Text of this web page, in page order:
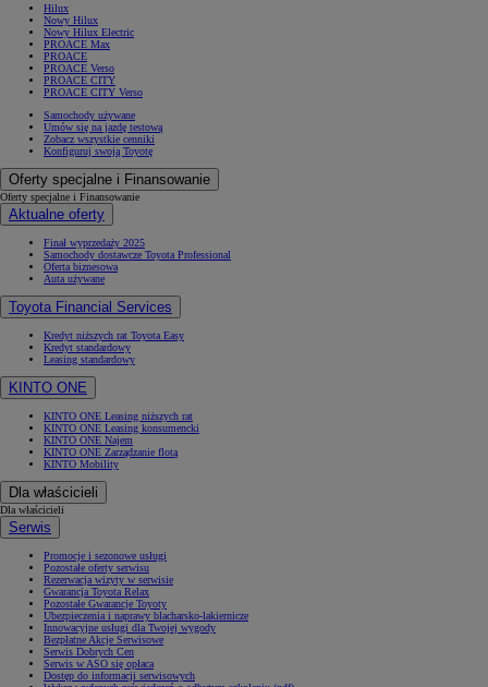
Hilux
Nowy Hilux
Nowy Hilux Electric
PROACE Max
PROACE
PROACE Verso
PROACE CITY
PROACE CITY Verso
Samochody używane
Umów się na jazdę testową
Zobacz wszystkie cenniki
Konfiguruj swoją Toyotę
Oferty specjalne i Finansowanie
Oferty specjalne i Finansowanie
Aktualne oferty
Finał wyprzedaży 2025
Samochody dostawcze Toyota Professional
Oferta biznesowa
Auta używane
Toyota Financial Services
Kredyt niższych rat Toyota Easy
Kredyt standardowy
Leasing standardowy
KINTO ONE
KINTO ONE Leasing niższych rat
KINTO ONE Leasing konsumencki
KINTO ONE Najem
KINTO ONE Zarządzanie flotą
KINTO Mobility
Dla właścicieli
Dla właścicieli
Serwis
Promocje i sezonowe usługi
Pozostałe oferty serwisu
Rezerwacja wizyty w serwisie
Gwarancja Toyota Relax
Pozostałe Gwarancje Toyoty
Ubezpieczenia i naprawy blacharsko-lakiernicze
Innowacyjne usługi dla Twojej wygody
Bezpłatne Akcje Serwisowe
Serwis Dobrych Cen
Serwis w ASO się opłaca
Dostęp do informacji serwisowych